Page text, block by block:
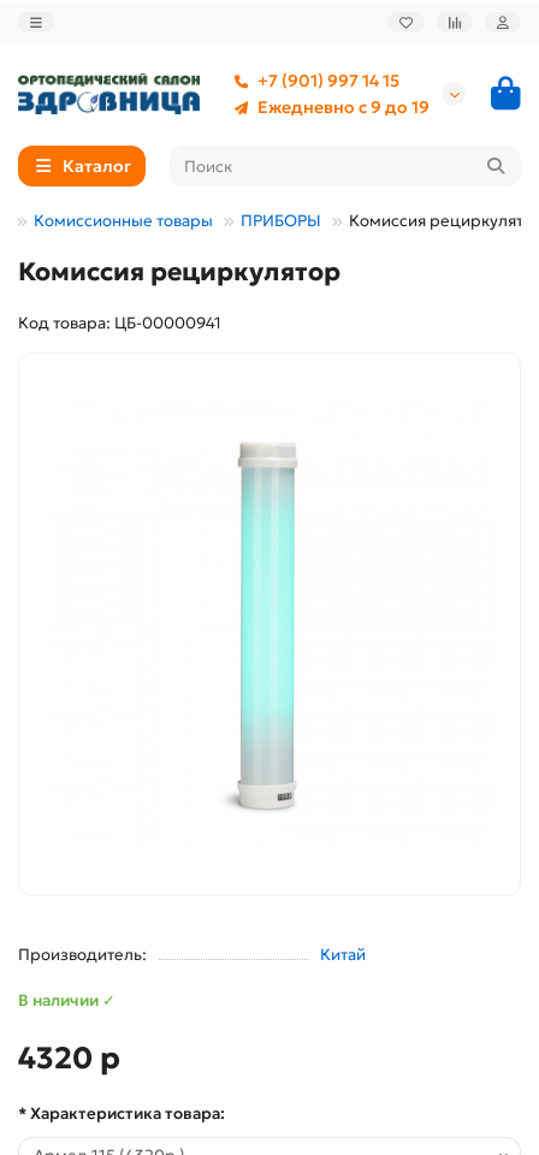
+7 (901) 997 14 15
Ежедневно с 9 до 19
Каталог
Комиссионные товары ПРИБОРЫ Комиссия
Комиссия рециркулятор
Код товара: ЦБ-00000941
Производитель: Китай
В наличии ✓
4320 р
* Характеристика товара: